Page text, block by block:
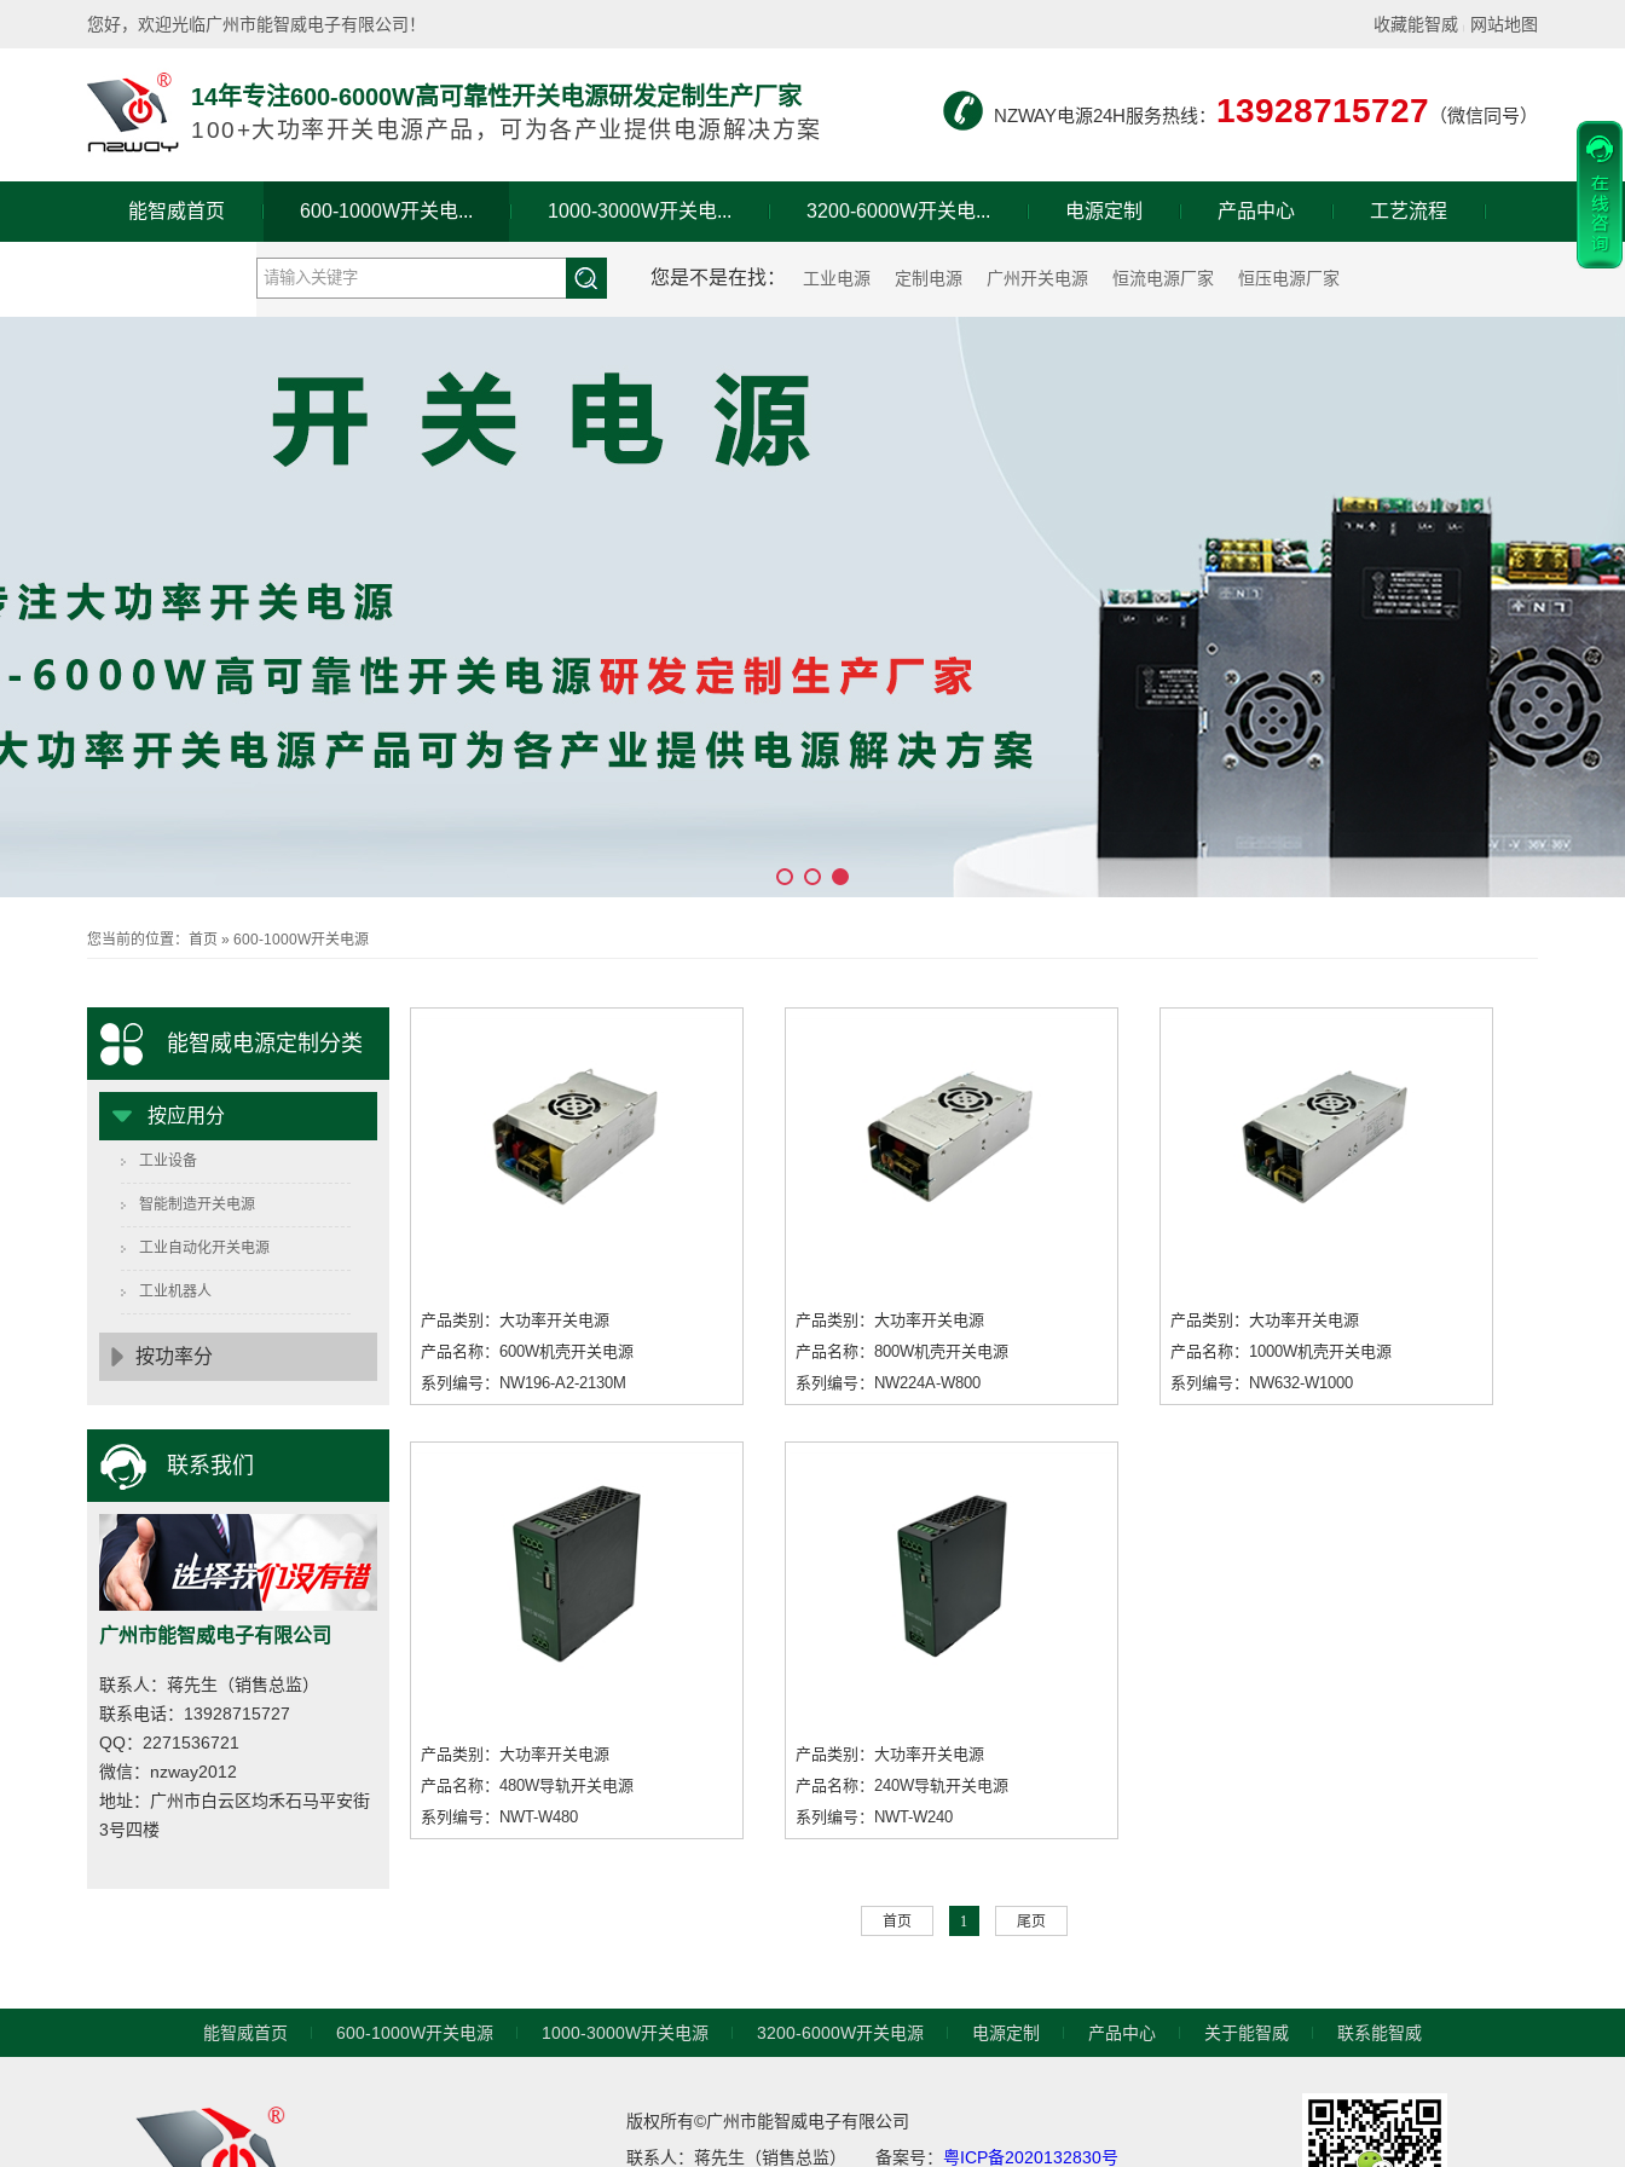
您好，欢迎光临广州市能智威电子有限公司！ 收藏能智威 网站地图
14年专注600-6000W高可靠性开关电源研发定制生产厂家
100+大功率开关电源产品，可为各产业提供电源解决方案
NZWAY电源24H服务热线： 13928715727 （微信同号）
能智威首页 600-1000W开关电... 1000-3000W开关电... 3200-6000W开关电... 电源定制 产品中心 工艺流程
您是不是在找： 工业电源 定制电源 广州开关电源 恒流电源厂家 恒压电源厂家
您当前的位置： 首页 » 600-1000W开关电源
能智威电源定制分类
按应用分
工业设备
智能制造开关电源
工业自动化开关电源
工业机器人
按功率分
联系我们
广州市能智威电子有限公司
联系人：蒋先生（销售总监）
联系电话：13928715727
QQ：2271536721
微信：nzway2012
地址：广州市白云区均禾石马平安街
3号四楼
产品类别：大功率开关电源
产品名称：600W机壳开关电源
系列编号：NW196-A2-2130M
产品类别：大功率开关电源
产品名称：800W机壳开关电源
系列编号：NW224A-W800
产品类别：大功率开关电源
产品名称：1000W机壳开关电源
系列编号：NW632-W1000
产品类别：大功率开关电源
产品名称：480W导轨开关电源
系列编号：NWT-W480
产品类别：大功率开关电源
产品名称：240W导轨开关电源
系列编号：NWT-W240
首页 1 尾页
能智威首页 600-1000W开关电源 1000-3000W开关电源 3200-6000W开关电源 电源定制 产品中心 关于能智威 联系能智威
版权所有©广州市能智威电子有限公司
联系人：蒋先生（销售总监） 备案号： 粤ICP备2020132830号